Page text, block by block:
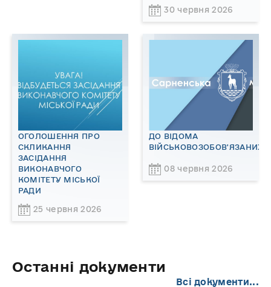
30 червня 2026
ОГОЛОШЕННЯ ПРО
СКЛИКАННЯ
ЗАСІДАННЯ
ВИКОНАВЧОГО
КОМІТЕТУ МІСЬКОЇ
РАДИ
25 червня 2026
ДО ВІДОМА
ВІЙСЬКОВОЗОБОВ'ЯЗАНИХ!
08 червня 2026
Останні документи
Всі документи...